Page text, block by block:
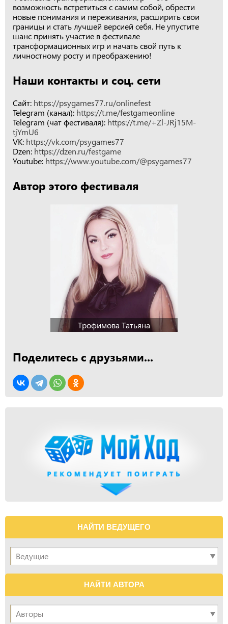
возможность встретиться с самим собой, обрести
новые понимания и переживания, расширить свои
границы и стать лучшей версией себя. Не упустите
шанс принять участие в фестивале
трансформационных игр и начать свой путь к
личностному росту и преображению!
Наши контакты и соц. сети
Сайт: https://psygames77.ru/onlinefest
Telegram (канал): https://t.me/festgameonline
Telegram (чат фестиваля): https://t.me/+Zl-JRj15M-
tjYmU6
VK: https://vk.com/psygames77
Dzen: https://dzen.ru/festgame
Youtube: https://www.youtube.com/@psygames77
Автор этого фестиваля
Трофимова Татьяна
Поделитесь с друзьями...
НАЙТИ ВЕДУЩЕГО
НАЙТИ АВТОРА